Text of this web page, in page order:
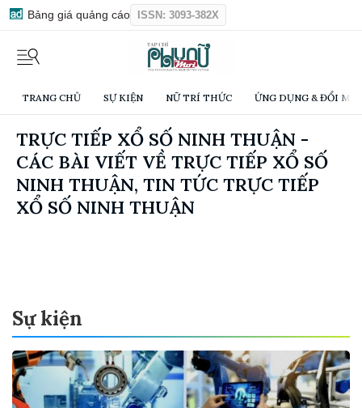
Bảng giá quảng cáo ISSN: 3093-382X
TRANG CHỦ SỰ KIỆN NỮ TRÍ THỨC ỨNG DỤNG & ĐỔI
TRỰC TIẾP XỔ SỐ NINH THUẬN -
CÁC BÀI VIẾT VỀ TRỰC TIẾP XỔ SỐ
NINH THUẬN, TIN TỨC TRỰC TIẾP
XỔ SỐ NINH THUẬN
Sự kiện